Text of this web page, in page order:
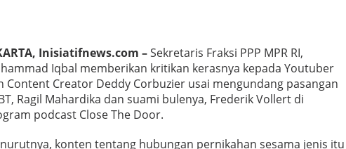
K
o
m
i
n
f
Inisiatifnews.com –Sekretaris Fraksi PPP MPR RI,
Iqbal memberikan kritikan kerasnya kepada Youtuber
Content Creator Deddy Corbuzier usai mengundang pasangan
Ragil Mahardika dan suami bulenya, Frederik Vollert di
podcast Close The Door.
konten tentang hubungan pernikahan sesama jenis itu